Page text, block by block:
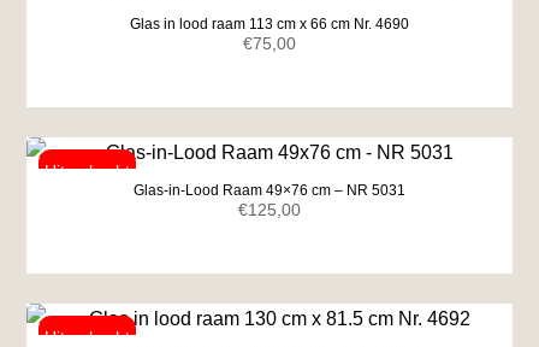
Glas in lood raam 113 cm x 66 cm Nr. 4690
€75,00
Glas-in-Lood Raam 49×76 cm – NR 5031
€125,00